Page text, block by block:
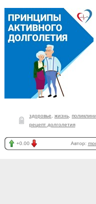
здоровье жизнь
рецепт долголетия
+0.00 Автор: